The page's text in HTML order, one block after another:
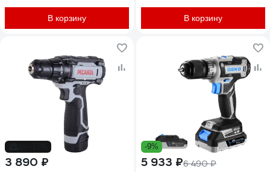
В корзину В корзину
3 890 ₽
-9%
5 933 ₽6 490 ₽